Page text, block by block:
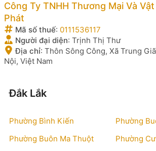
Công Ty TNHH Thương Mại Và
Phát
Mã số thuế: 0111536117
Người đại diện: Trịnh Thị Thư
Địa chỉ: Thôn Sông Công, Xã Trung
Nội, Việt Nam
Đắk Lắk
Phường Bình Kiến
Phường
Phường Buôn Ma Thuột
Phường